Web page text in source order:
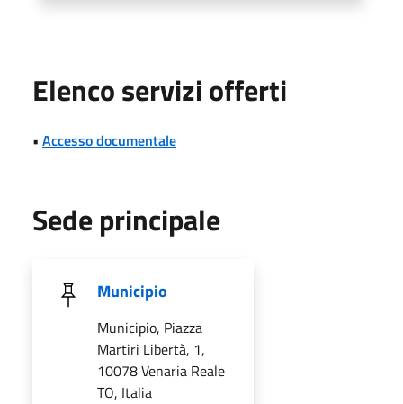
Elenco servizi offerti
• Accesso documentale
Sede principale
Municipio
Municipio, Piazza
Martiri Libertà, 1,
10078 Venaria Reale
TO, Italia